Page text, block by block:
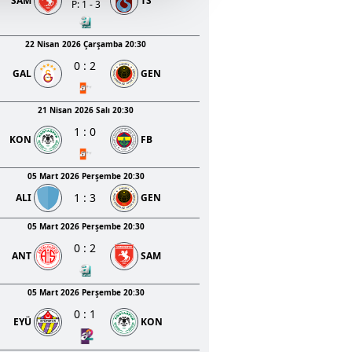
ve sizlere yönelik
detaylı bilgi için Ayarlar
ve sitemizde ilgili
P: 1 - 3
22 Nisan 2026 Çarşamba 20:30
GAL
0 : 2
GEN
21 Nisan 2026 Salı 20:30
KON
1 :0
FB
05 Mart 2026 Perşembe 20:30
ALI 1 :3 GEN
05 Mart 2026 Perşembe 20:30
ANT
0 : 2
SAM
05 Mart 2026 Perşembe 20:30
EYÜ
0 : 1
KON